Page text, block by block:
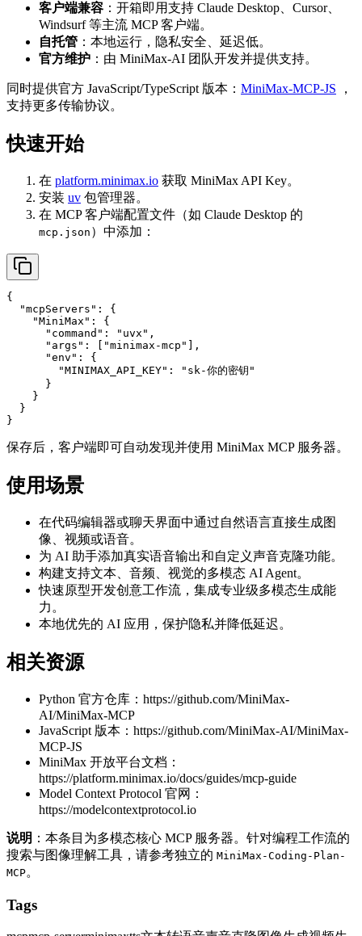
客户端兼容 ：开箱即用支持 Claude Desktop、Cursor、
Windsurf 等主流 MCP 客户端。
自托管 ：本地运行，隐私安全、延迟低。
官方维护 ：由 MiniMax-AI 团队开发并提供支持。
同时提供官方 JavaScript/TypeScript 版本： MiniMax-MCP-JS ，
支持更多传输协议。
快速开始
在 platform.minimax.io 获取 MiniMax API Key。
安装 uv 包管理器。
在 MCP 客户端配置文件（如 Claude Desktop 的
mcp.json ）中添加：
{
  "mcpServers": {
    "MiniMax": {
      "command": "uvx",
      "args": ["minimax-mcp"],
      "env": {
        "MINIMAX_API_KEY": "sk-你的密钥"
      }
    }
  }
保存后，客户端即可自动发现并使用 MiniMax MCP 服务器。
使用场景
在代码编辑器或聊天界面中通过自然语言直接生成图
像、视频或语音。
为 AI 助手添加真实语音输出和自定义声音克隆功能。
构建支持文本、音频、视觉的多模态 AI Agent。
快速原型开发创意工作流，集成专业级多模态生成能
力。
本地优先的 AI 应用，保护隐私并降低延迟。
相关资源
Python 官方仓库： https://github.com/MiniMax-
AI/MiniMax-MCP
JavaScript 版本： https://github.com/MiniMax-AI/MiniMax-
MCP-JS
MiniMax 开放平台文档：
https://platform.minimax.io/docs/guides/mcp-guide
Model Context Protocol 官网：
https://modelcontextprotocol.io
说明 ：本条目为多模态核心 MCP 服务器。针对编程工作流的
搜索与图像理解工具，请参考独立的 MiniMax-Coding-Plan-
MCP。
Tags